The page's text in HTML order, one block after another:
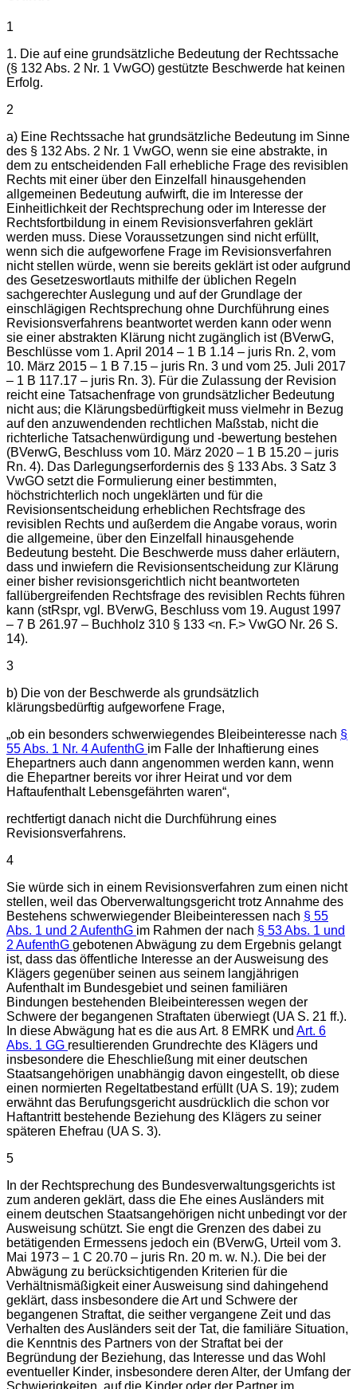
1
1. Die auf eine grundsätzliche Bedeutung der Rechtssache
(§ 132 Abs. 2 Nr. 1 VwGO) gestützte Beschwerde hat keinen
Erfolg.
2
a) Eine Rechtssache hat grundsätzliche Bedeutung im Sinne
des § 132 Abs. 2 Nr. 1 VwGO, wenn sie eine abstrakte, in
dem zu entscheidenden Fall erhebliche Frage des revisiblen
Rechts mit einer über den Einzelfall hinausgehenden
allgemeinen Bedeutung aufwirft, die im Interesse der
Einheitlichkeit der Rechtsprechung oder im Interesse der
Rechtsfortbildung in einem Revisionsverfahren geklärt
werden muss. Diese Voraussetzungen sind nicht erfüllt,
wenn sich die aufgeworfene Frage im Revisionsverfahren
nicht stellen würde, wenn sie bereits geklärt ist oder aufgrund
des Gesetzeswortlauts mithilfe der üblichen Regeln
sachgerechter Auslegung und auf der Grundlage der
einschlägigen Rechtsprechung ohne Durchführung eines
Revisionsverfahrens beantwortet werden kann oder wenn
sie einer abstrakten Klärung nicht zugänglich ist (BVerwG,
Beschlüsse vom 1. April 2014 – 1 B 1.14 – juris Rn. 2, vom
10. März 2015 – 1 B 7.15 – juris Rn. 3 und vom 25. Juli 2017
– 1 B 117.17 – juris Rn. 3). Für die Zulassung der Revision
reicht eine Tatsachenfrage von grundsätzlicher Bedeutung
nicht aus; die Klärungsbedürftigkeit muss vielmehr in Bezug
auf den anzuwendenden rechtlichen Maßstab, nicht die
richterliche Tatsachenwürdigung und -bewertung bestehen
(BVerwG, Beschluss vom 10. März 2020 – 1 B 15.20 – juris
Rn. 4). Das Darlegungserfordernis des § 133 Abs. 3 Satz 3
VwGO setzt die Formulierung einer bestimmten,
höchstrichterlich noch ungeklärten und für die
Revisionsentscheidung erheblichen Rechtsfrage des
revisiblen Rechts und außerdem die Angabe voraus, worin
die allgemeine, über den Einzelfall hinausgehende
Bedeutung besteht. Die Beschwerde muss daher erläutern,
dass und inwiefern die Revisionsentscheidung zur Klärung
einer bisher revisionsgerichtlich nicht beantworteten
fallübergreifenden Rechtsfrage des revisiblen Rechts führen
kann (stRspr, vgl. BVerwG, Beschluss vom 19. August 1997
– 7 B 261.97 – Buchholz 310 § 133 <n. F.> VwGO Nr. 26 S.
14).
3
b) Die von der Beschwerde als grundsätzlich
klärungsbedürftig aufgeworfene Frage,
„ob ein besonders schwerwiegendes Bleibeinteresse nach §
55 Abs. 1 Nr. 4 AufenthG im Falle der Inhaftierung eines
Ehepartners auch dann angenommen werden kann, wenn
die Ehepartner bereits vor ihrer Heirat und vor dem
Haftaufenthalt Lebensgefährten waren“,
rechtfertigt danach nicht die Durchführung eines
Revisionsverfahrens.
4
Sie würde sich in einem Revisionsverfahren zum einen nicht
stellen, weil das Oberverwaltungsgericht trotz Annahme des
Bestehens schwerwiegender Bleibeinteressen nach § 55
Abs. 1 und 2 AufenthG im Rahmen der nach § 53 Abs. 1 und
2 AufenthG gebotenen Abwägung zu dem Ergebnis gelangt
ist, dass das öffentliche Interesse an der Ausweisung des
Klägers gegenüber seinen aus seinem langjährigen
Aufenthalt im Bundesgebiet und seinen familiären
Bindungen bestehenden Bleibeinteressen wegen der
Schwere der begangenen Straftaten überwiegt (UA S. 21 ff.).
In diese Abwägung hat es die aus Art. 8 EMRK und Art. 6
Abs. 1 GG resultierenden Grundrechte des Klägers und
insbesondere die Eheschließung mit einer deutschen
Staatsangehörigen unabhängig davon eingestellt, ob diese
einen normierten Regeltatbestand erfüllt (UA S. 19); zudem
erwähnt das Berufungsgericht ausdrücklich die schon vor
Haftantritt bestehende Beziehung des Klägers zu seiner
späteren Ehefrau (UA S. 3).
5
In der Rechtsprechung des Bundesverwaltungsgerichts ist
zum anderen geklärt, dass die Ehe eines Ausländers mit
einem deutschen Staatsangehörigen nicht unbedingt vor der
Ausweisung schützt. Sie engt die Grenzen des dabei zu
betätigenden Ermessens jedoch ein (BVerwG, Urteil vom 3.
Mai 1973 – 1 C 20.70 – juris Rn. 20 m. w. N.). Die bei der
Abwägung zu berücksichtigenden Kriterien für die
Verhältnismäßigkeit einer Ausweisung sind dahingehend
geklärt, dass insbesondere die Art und Schwere der
begangenen Straftat, die seither vergangene Zeit und das
Verhalten des Ausländers seit der Tat, die familiäre Situation,
die Kenntnis des Partners von der Straftat bei der
Begründung der Beziehung, das Interesse und das Wohl
eventueller Kinder, insbesondere deren Alter, der Umfang der